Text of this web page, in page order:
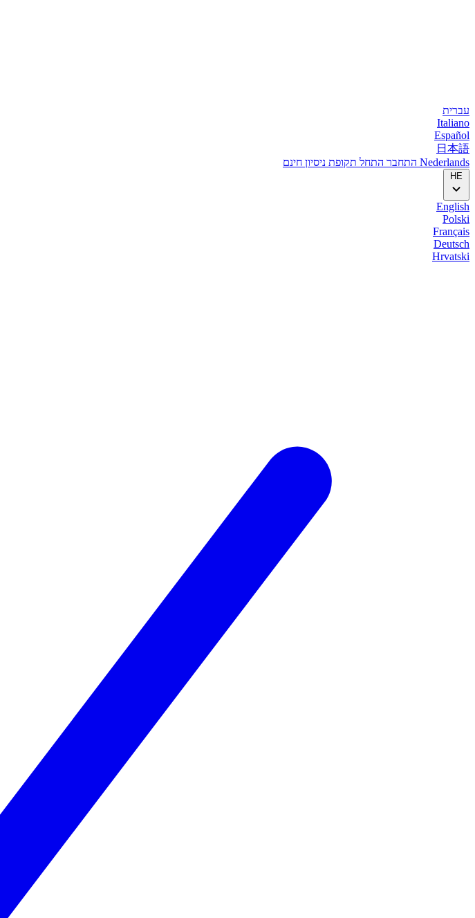
עברית
Italiano
Español
日本語
Nederlands התחבר התחל תקופת ניסיון חינם
HE
English
Polski
Français
Deutsch
Hrvatski